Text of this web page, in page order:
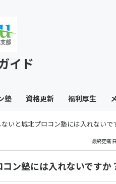
イド
塾 資格更新 福利厚生
いと城北プロコン塾には入れないで
最終更新
ン塾には入れないですか